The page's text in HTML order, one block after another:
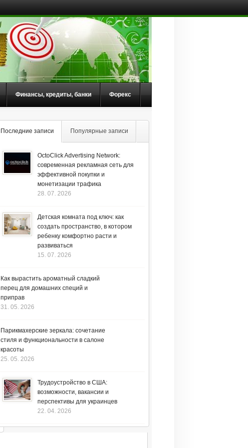
Финансы, кредиты, банки Форекс
Последние записи Популярные записи
OctoClick Advertising Network:
современная рекламная сеть для
эффективной покупки и
монетизации трафика
28. 07. 2026
Детская комната под ключ: как
создать пространство, в котором
ребенку комфортно расти и
развиваться
15. 07. 2026
Как вырастить ароматный сладкий
перец для домашних специй и
приправ
31. 05. 2026
Парикмахерские зеркала: сочетание
стиля и функциональности в салоне
красоты
25. 05. 2026
Трудоустройство в США:
возможности, вакансии и
перспективы для украинцев
22. 04. 2026